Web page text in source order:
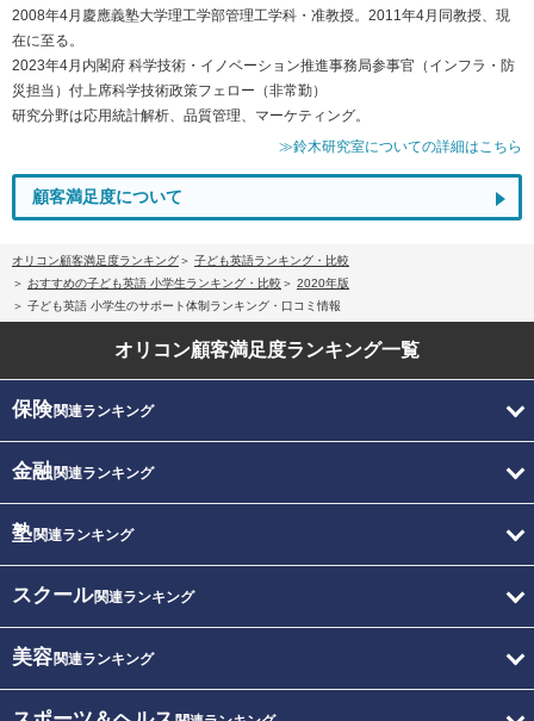
2008年4月慶應義塾大学理工学部管理工学科・准教授。2011年4月同教授、現
在に至る。
2023年4月内閣府 科学技術・イノベーション推進事務局参事官（インフラ・防
災担当）付上席科学技術政策フェロー（非常勤）
研究分野は応用統計解析、品質管理、マーケティング。
≫鈴木研究室についての詳細はこちら
顧客満足度について
オリコン顧客満足度ランキング
子ども英語ランキング・比較
おすすめの子ども英語 小学生ランキング・比較
2020年版
子ども英語 小学生のサポート体制ランキング・口コミ情報
オリコン顧客満足度ランキング一覧
保険関連ランキング
金融関連ランキング
塾関連ランキング
スクール関連ランキング
美容関連ランキング